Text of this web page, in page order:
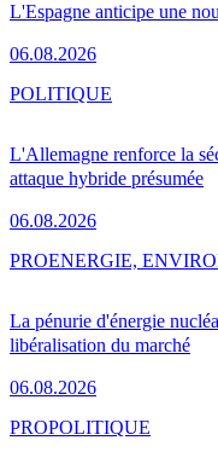
L'Espagne anticipe une
06.08.2026
L'Allemagne renforce la
attaque hybride présumée
06.08.2026
POLITIQUE
La pénurie d'énergie
libéralisation du marché
06.08.2026
PROENERGIE,
PROPOLITIQUE